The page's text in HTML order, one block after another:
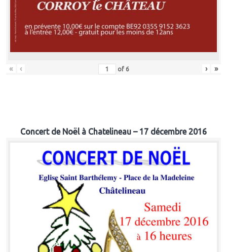
« ‹ of 6 › »
Concert de Noël à Chatelineau – 17 décembre 2016